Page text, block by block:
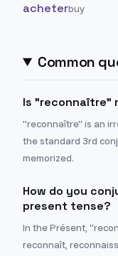
acheterbuy
Common
Is "reconnaître"
"reconnaître" is an
the standard 3rd
memorized.
How do you
present tense?
In the Présent,
reconnaît,